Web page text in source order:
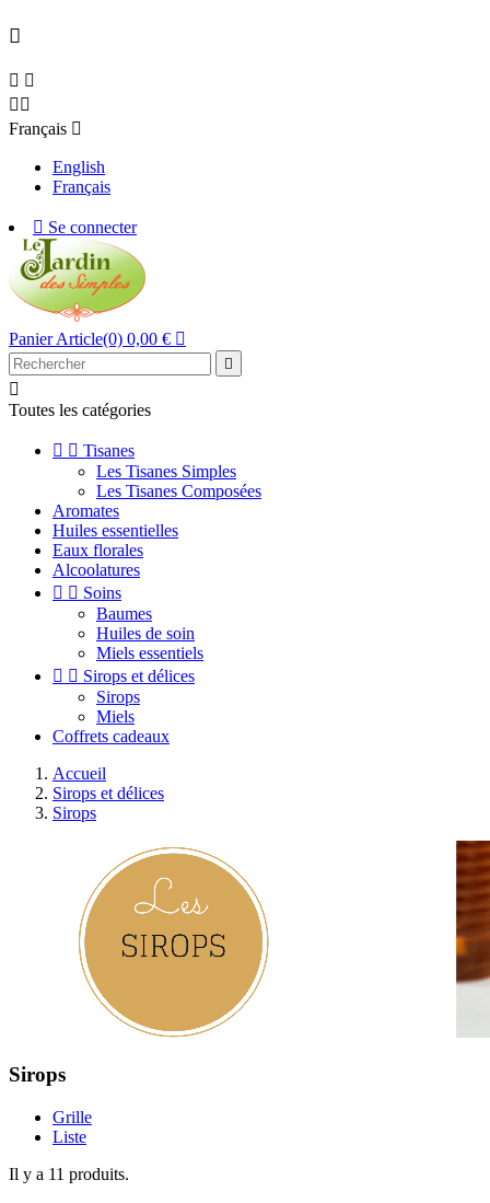

 
 
Français 
English
Français
 Se connecter
PanierArticle(0) 0,00 € 


Toutes les catégories
  Tisanes
Les Tisanes Simples
Les Tisanes Composées
Aromates
Huiles essentielles
Eaux florales
Alcoolatures
  Soins
Baumes
Huiles de soin
Miels essentiels
  Sirops et délices
Sirops
Miels
Coffrets cadeaux
Accueil
Sirops et délices
Sirops
Sirops
Grille
Liste
Il y a 11 produits.